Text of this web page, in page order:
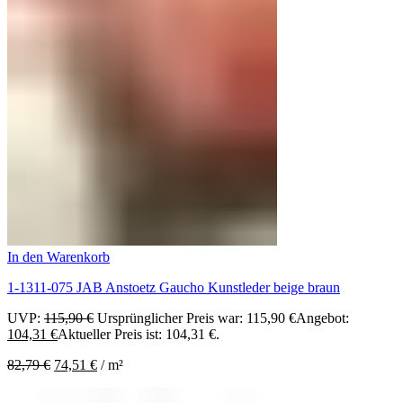
In den Warenkorb
1-1311-075 JAB Anstoetz Gaucho Kunstleder beige braun
UVP: 115,90€ Ursprünglicher Preis war: 115,90 €Angebot:
104,31 €Aktueller Preis ist: 104,31 €.
82,79€ 74,51 € /m²